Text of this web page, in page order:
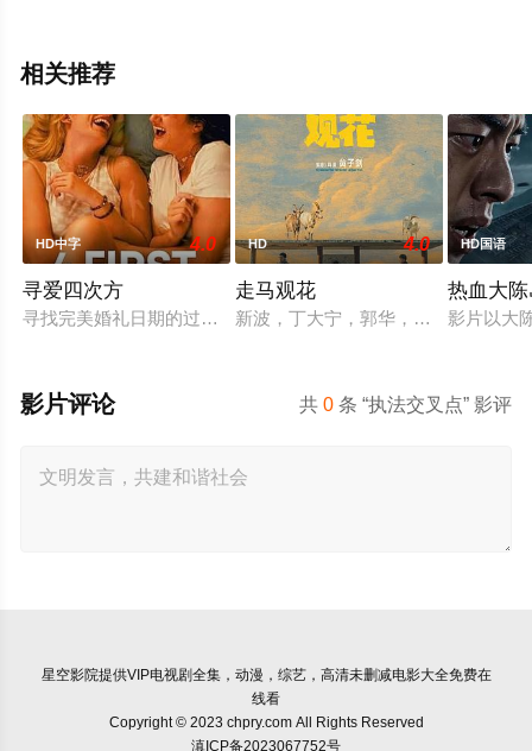
相关推荐
HD中字 4.0
寻爱四次方
寻找完美婚礼日期的过程，扎拉经历了一连串的冒险——并走向
HD 4.0
走马观花
新波，丁大宁，郭华，程一木他们毕
HD国语
热血大
影片以大
共0 条 “执法交叉点” 影评
影片评论
星空影院提供VIP电视剧全集，动漫，综艺，高清未删减电影大全免费在
线看
Copyright © 2023 chpry.com All Rights Reserved
滇ICP备2023067752号